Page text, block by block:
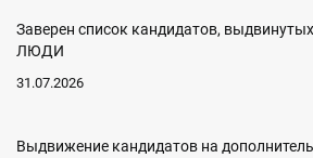
Заверен список кандидатов,
ЛЮДИ
31.07.2026
Выдвижение кандидатов на